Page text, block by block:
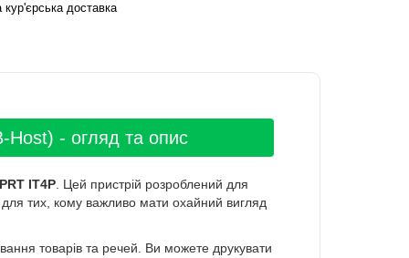
доставка
Host) - огляд та опис
IT4P. Цей пристрій розроблений для
тих, кому важливо мати охайний вигляд
товарів та речей. Ви можете друкувати